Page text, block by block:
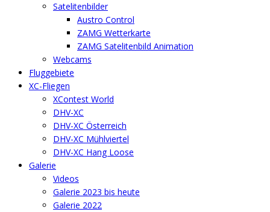
Satelitenbilder
Austro Control
ZAMG Wetterkarte
ZAMG Satelitenbild Animation
Webcams
Fluggebiete
XC-Fliegen
XContest World
DHV-XC
DHV-XC Österreich
DHV-XC Mühlviertel
DHV-XC Hang Loose
Galerie
Videos
Galerie 2023 bis heute
Galerie 2022